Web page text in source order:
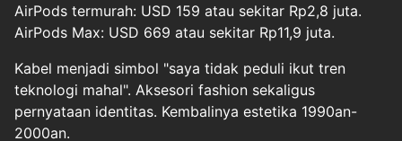
AirPods termurah: USD 159 atau sekitar Rp2,8 juta.
AirPods Max: USD 669 atau sekitar Rp11,9 juta.
Kabel menjadi simbol "saya tidak peduli ikut tren
teknologi mahal". Aksesori fashion sekaligus
pernyataan identitas. Kembalinya estetika 1990an-
2000an.